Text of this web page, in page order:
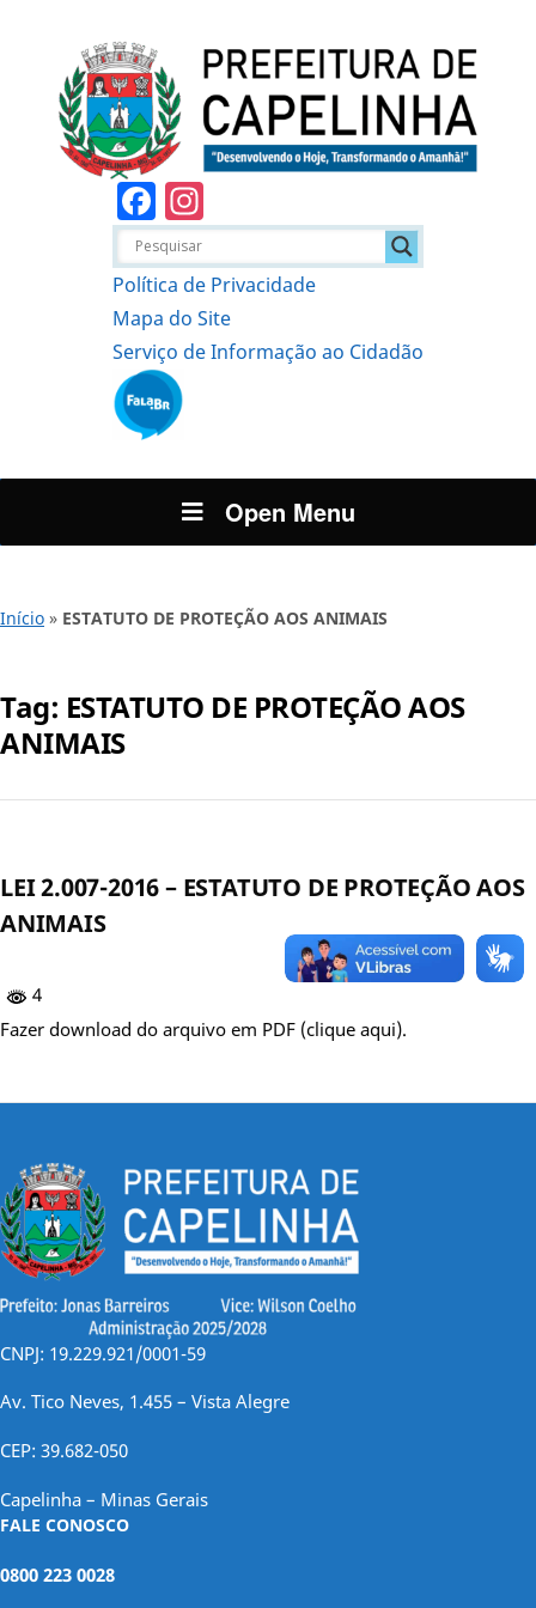
Facebook
Política de Privacidade
Mapa do Site
Serviço de Informação ao Cidadão
Open Menu
Início » ESTATUTO DE PROTEÇÃO AOS ANIMAIS
Tag: ESTATUTO DE PROTEÇÃO AOS
ANIMAIS
LEI 2.007-2016 – ESTATUTO DE PROTEÇÃO AOS
ANIMAIS
4
Fazer download do arquivo em PDF (clique aqui).
CNPJ: 19.229.921/0001-59
Av. Tico Neves, 1.455 – Vista Alegre
CEP: 39.682-050
Capelinha – Minas Gerais
FALE CONOSCO
0800 223 0028